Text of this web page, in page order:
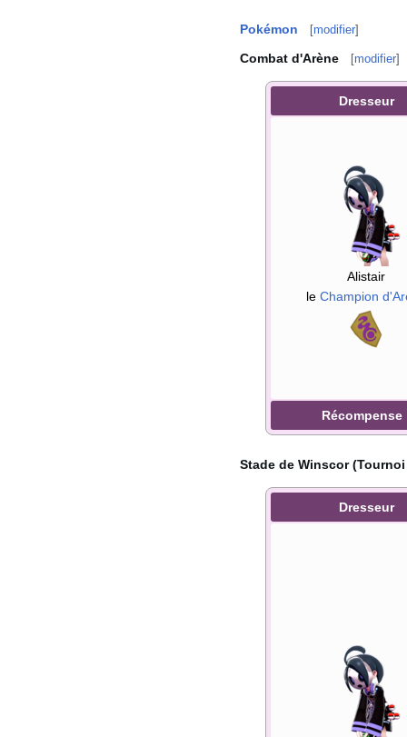
Pokémon [modifier]
Combat d'Arène [modifier]
Dresseur
Alistair
le Champion
Récompense
Stade de Winscor
Dresseur